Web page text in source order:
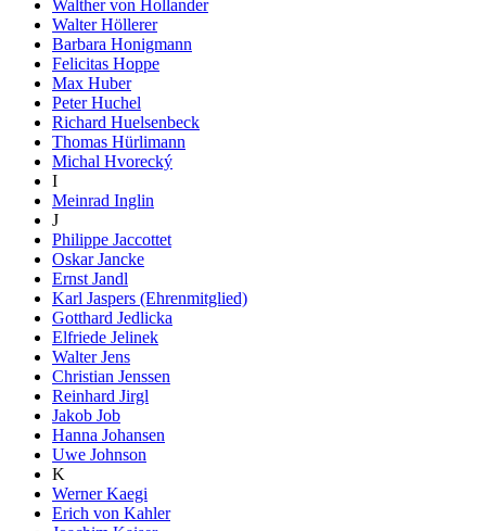
Walther von Hollander
Walter Höllerer
Barbara Honigmann
Felicitas Hoppe
Max Huber
Peter Huchel
Richard Huelsenbeck
Thomas Hürlimann
Michal Hvorecký
I
Meinrad Inglin
J
Philippe Jaccottet
Oskar Jancke
Ernst Jandl
Karl Jaspers (Ehrenmitglied)
Gotthard Jedlicka
Elfriede Jelinek
Walter Jens
Christian Jenssen
Reinhard Jirgl
Jakob Job
Hanna Johansen
Uwe Johnson
K
Werner Kaegi
Erich von Kahler